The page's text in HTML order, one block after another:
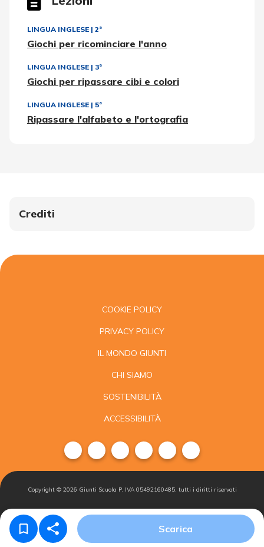
LINGUA INGLESE | 2ª
Giochi per ricominciare l'anno
LINGUA INGLESE | 3ª
Giochi per ripassare cibi e colori
LINGUA INGLESE | 5ª
Ripassare l'alfabeto e l'ortografia
Crediti
Scarica
COOKIE POLICY
PRIVACY POLICY
IL MONDO GIUNTI
CHI SIAMO
SOSTENIBILITÀ
ACCESSIBILITÀ
Copyright © 2026 Giunti Scuola P. IVA 05492160485, tutti i diritti riservati
Condizioni di
vendita
Gestisci i
Iscriviti alla
newsletter